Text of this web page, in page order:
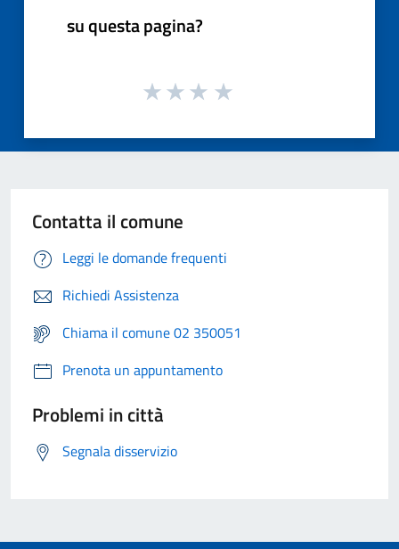
su questa pagina?
Contatta il comune
Leggi le domande frequenti
Richiedi Assistenza
Chiama il comune 02 350051
Prenota un appuntamento
Problemi in città
Segnala disservizio